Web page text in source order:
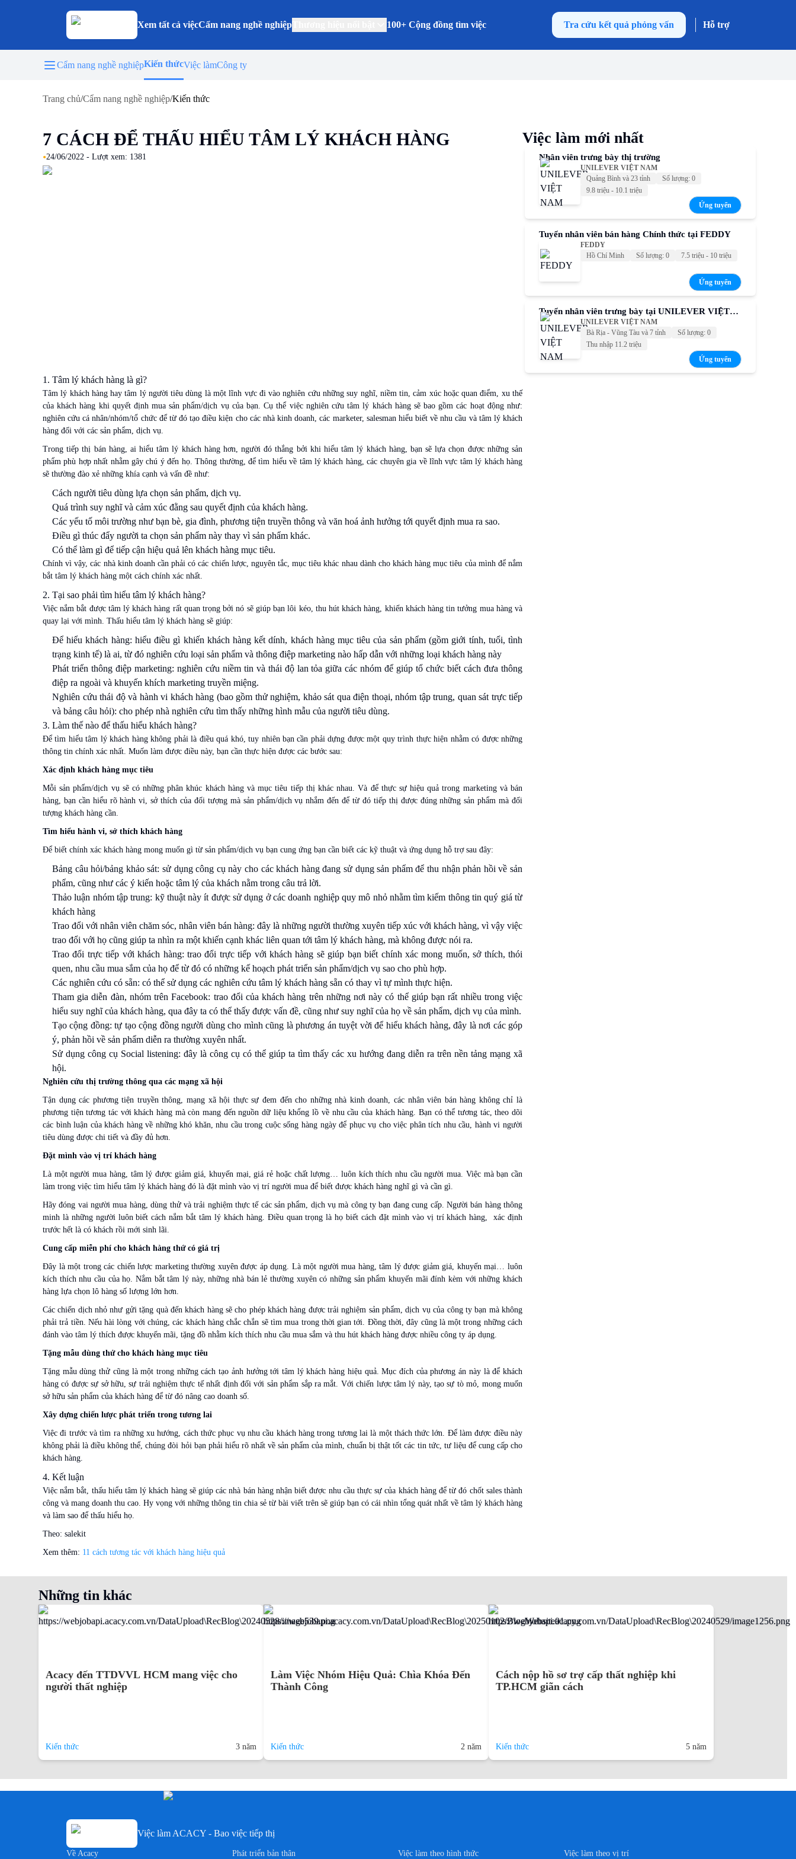
Xem tất cả việcCẩm nang nghề nghiệp 100+ Cộng đồng tìm việc Tra cứu kết quả phỏng vấn Hỗ trợ
Cẩm nang nghề nghiệpKiến thứcViệc làmCông ty
Trang chủ/Cẩm nang nghề nghiệp/Kiến thức
7 CÁCH ĐỂ THẤU HIỂU TÂM LÝ KHÁCH HÀNG
•24/06/2022 - Lượt xem: 1381
1. Tâm lý khách hàng là gì?
Tâm lý khách hàng hay tâm lý người tiêu dùng là một lĩnh vực đi vào nghiên cứu những suy nghĩ, niềm tin, cảm xúc hoặc quan điểm, xu thế
của khách hàng khi quyết định mua sản phẩm/dịch vụ của bạn. Cụ thể việc nghiên cứu tâm lý khách hàng sẽ bao gồm các hoạt động như:
nghiên cứu cá nhân/nhóm/tổ chức để từ đó tạo điều kiện cho các nhà kinh doanh, các marketer, salesman hiểu biết về nhu cầu và tâm lý khách
hàng đối với các sản phẩm, dịch vụ.
Trong tiếp thị bán hàng, ai hiểu tâm lý khách hàng hơn, người đó thắng bởi khi hiểu tâm lý khách hàng, bạn sẽ lựa chọn được những sản
phẩm phù hợp nhất nhằm gây chú ý đến họ. Thông thường, để tìm hiểu về tâm lý khách hàng, các chuyên gia về lĩnh vực tâm lý khách hàng
sẽ thường đào xẻ những khía cạnh và vấn đề như:
Cách người tiêu dùng lựa chọn sản phẩm, dịch vụ.
Quá trình suy nghĩ và cảm xúc đằng sau quyết định của khách hàng.
Các yếu tố môi trường như bạn bè, gia đình, phương tiện truyền thông và văn hoá ảnh hưởng tới quyết định mua ra sao.
Điều gì thúc đẩy người ta chọn sản phẩm này thay vì sản phẩm khác.
Có thể làm gì để tiếp cận hiệu quả lên khách hàng mục tiêu.
Chính vì vậy, các nhà kinh doanh cần phải có các chiến lược, nguyên tắc, mục tiêu khác nhau dành cho khách hàng mục tiêu của mình để nắm
bắt tâm lý khách hàng một cách chính xác nhất.
2. Tại sao phải tìm hiểu tâm lý khách hàng?
Việc nắm bắt được tâm lý khách hàng rất quan trọng bởi nó sẽ giúp bạn lôi kéo, thu hút khách hàng, khiến khách hàng tin tưởng mua hàng và
quay lại với mình. Thấu hiểu tâm lý khách hàng sẽ giúp:
Để hiểu khách hàng: hiểu điều gì khiến khách hàng kết dính, khách hàng mục tiêu của sản phẩm (gồm giới tính, tuổi, tình
trạng kinh tế) là ai, từ đó nghiên cứu loại sản phẩm và thông điệp marketing nào hấp dẫn với những loại khách hàng này
Phát triển thông điệp marketing: nghiên cứu niềm tin và thái độ lan tỏa giữa các nhóm để giúp tổ chức biết cách đưa thông
điệp ra ngoài và khuyến khích marketing truyền miệng.
Nghiên cứu thái độ và hành vi khách hàng (bao gồm thử nghiệm, khảo sát qua điện thoại, nhóm tập trung, quan sát trực tiếp
và bảng câu hỏi): cho phép nhà nghiên cứu tìm thấy những hình mẫu của người tiêu dùng.
3. Làm thế nào để thấu hiểu khách hàng?
Để tìm hiểu tâm lý khách hàng không phải là điều quá khó, tuy nhiên bạn cần phải dựng được một quy trình thực hiện nhằm có được những
thông tin chính xác nhất. Muốn làm được điều này, bạn cần thực hiện được các bước sau:
Xác định khách hàng mục tiêu
Mỗi sản phẩm/dịch vụ sẽ có những phân khúc khách hàng và mục tiêu tiếp thị khác nhau. Và để thực sự hiệu quả trong marketing và bán
hàng, bạn cần hiểu rõ hành vi, sở thích của đối tượng mà sản phẩm/dịch vụ nhắm đến để từ đó tiếp thị được đúng những sản phẩm mà đối
tượng khách hàng cần.
Tìm hiểu hành vi, sở thích khách hàng
Để biết chính xác khách hàng mong muốn gì từ sản phẩm/dịch vụ bạn cung ứng bạn cần biết các kỹ thuật và ứng dụng hỗ trợ sau đây:
Bảng câu hỏi/bảng khảo sát: sử dụng công cụ này cho các khách hàng đang sử dụng sản phẩm để thu nhận phản hồi về sản
phẩm, cũng như các ý kiến hoặc tâm lý của khách nằm trong câu trả lời.
Thảo luận nhóm tập trung: kỹ thuật này ít được sử dụng ở các doanh nghiệp quy mô nhỏ nhằm tìm kiếm thông tin quý giá từ
khách hàng
Trao đổi với nhân viên chăm sóc, nhân viên bán hàng: đây là những người thường xuyên tiếp xúc với khách hàng, vì vậy việc
trao đổi với họ cũng giúp ta nhìn ra một khiến cạnh khác liên quan tới tâm lý khách hàng, mà không được nói ra.
Trao đổi trực tiếp với khách hàng: trao đổi trực tiếp với khách hàng sẽ giúp bạn biết chính xác mong muốn, sở thích, thói
quen, nhu cầu mua sắm của họ để từ đó có những kế hoạch phát triển sản phẩm/dịch vụ sao cho phù hợp.
Các nghiên cứu có sẵn: có thể sử dụng các nghiên cứu tâm lý khách hàng sẵn có thay vì tự mình thực hiện.
Tham gia diễn đàn, nhóm trên Facebook: trao đổi của khách hàng trên những nơi này có thể giúp bạn rất nhiều trong việc
hiểu suy nghĩ của khách hàng, qua đây ta có thể thấy được vấn đề, cũng như suy nghĩ của họ về sản phẩm, dịch vụ của mình.
Tạo cộng đồng: tự tạo cộng đồng người dùng cho mình cũng là phương án tuyệt vời để hiểu khách hàng, đây là nơi các góp
ý, phản hồi về sản phẩm diễn ra thường xuyên nhất.
Sử dụng công cụ Social listening: đây là công cụ có thể giúp ta tìm thấy các xu hướng đang diễn ra trên nền tảng mạng xã
hội.
Nghiên cứu thị trường thông qua các mạng xã hội
Tận dụng các phương tiện truyền thông, mạng xã hội thực sự đem đến cho những nhà kinh doanh, các nhân viên bán hàng không chỉ là
phương tiện tương tác với khách hàng mà còn mang đến nguồn dữ liệu khổng lồ về nhu cầu của khách hàng. Bạn có thể tương tác, theo dõi
các bình luận của khách hàng về những khó khăn, nhu cầu trong cuộc sống hàng ngày để phục vụ cho việc phân tích nhu cầu, hành vi người
tiêu dùng được chi tiết và đầy đủ hơn.
Đặt mình vào vị trí khách hàng
Là một người mua hàng, tâm lý được giảm giá, khuyến mại, giá rẻ hoặc chất lượng… luôn kích thích nhu cầu người mua. Việc mà bạn cần
làm trong việc tìm hiểu tâm lý khách hàng đó là đặt mình vào vị trí người mua để biết được khách hàng nghĩ gì và cần gì.
Hãy đóng vai người mua hàng, dùng thử và trải nghiệm thực tế các sản phẩm, dịch vụ mà công ty bạn đang cung cấp. Người bán hàng thông
minh là những người luôn biết cách nắm bắt tâm lý khách hàng. Điều quan trọng là họ biết cách đặt mình vào vị trí khách hàng, xác định
trước hết là có khách rồi mới sinh lãi.
Cung cấp miễn phí cho khách hàng thứ có giá trị
Đây là một trong các chiến lược marketing thường xuyên được áp dụng. Là một người mua hàng, tâm lý được giảm giá, khuyến mại… luôn
kích thích nhu cầu của họ. Nắm bắt tâm lý này, những nhà bán lẻ thường xuyên có những sản phẩm khuyến mãi đính kèm với những khách
hàng lựa chọn lô hàng số lượng lớn hơn.
Các chiến dịch nhỏ như gửi tặng quà đến khách hàng sẽ cho phép khách hàng được trải nghiệm sản phẩm, dịch vụ của công ty bạn mà không
phải trả tiền. Nếu hài lòng với chúng, các khách hàng chắc chắn sẽ tìm mua trong thời gian tới. Đồng thời, đây cũng là một trong những cách
đánh vào tâm lý thích được khuyến mãi, tặng đồ nhằm kích thích nhu cầu mua sắm và thu hút khách hàng được nhiều công ty áp dụng.
Tặng mẫu dùng thử cho khách hàng mục tiêu
Tặng mẫu dùng thử cũng là một trong những cách tạo ảnh hưởng tới tâm lý khách hàng hiệu quả. Mục đích của phương án này là để khách
hàng có được sự sở hữu, sự trải nghiệm thực tế nhất định đối với sản phẩm sắp ra mắt. Với chiến lược tâm lý này, tạo sự tò mỏ, mong muốn
sở hữu sản phẩm của khách hàng để từ đó nâng cao doanh số.
Xây dựng chiến lược phát triển trong tương lai
Việc đi trước và tìm ra những xu hướng, cách thức phục vụ nhu cầu khách hàng trong tương lai là một thách thức lớn. Để làm được điều này
không phải là điều không thể, chúng đòi hỏi bạn phải hiểu rõ nhất về sản phẩm của mình, chuẩn bị thật tốt các tin tức, tư liệu để cung cấp cho
khách hàng.
4. Kết luận
Việc nắm bắt, thấu hiểu tâm lý khách hàng sẽ giúp các nhà bán hàng nhận biết được nhu cầu thực sự của khách hàng để từ đó chốt sales thành
công và mang doanh thu cao. Hy vọng với những thông tin chia sẻ từ bài viết trên sẽ giúp bạn có cái nhìn tổng quát nhất về tâm lý khách hàng
và làm sao để thấu hiểu họ.
Theo: salekit
Xem thêm: 11 cách tương tác với khách hàng hiệu quả
Việc làm mới nhất
Nhân viên trưng bày thị trường
UNILEVER VIỆT NAM
Quảng Bình và 23 tỉnh
Số lượng: 0
9.8 triệu - 10.1 triệu
Ứng tuyển
Tuyển nhân viên bán hàng Chính thức tại FEDDY
FEDDY
Hồ Chí Minh
Số lượng: 0 7.5 triệu - 10 triệu
Ứng tuyển
Tuyển nhân viên trưng bày tại UNILEVER VIỆT
NAM – Thu nhập cạnh tranh
UNILEVER VIỆT NAM
Bà Rịa - Vũng Tàu và 7 tỉnh
Số lượng: 0
Thu nhập 11.2 triệu
Ứng tuyển
Những tin khác
Acacy đến TTDVVL HCM mang việc cho
người thất nghiệp
Kiến thức 3 năm
Làm Việc Nhóm Hiệu Quả: Chìa Khóa Đến
Thành Công
Kiến thức 2 năm
Cách nộp hồ sơ trợ cấp thất nghiệp khi
TP.HCM giãn cách
Kiến thức 5 năm
Việc làm ACACY - Bao việc tiếp thị
Về Acacy Phát triển bản thân Việc làm theo hình thức Việc làm theo vị trí